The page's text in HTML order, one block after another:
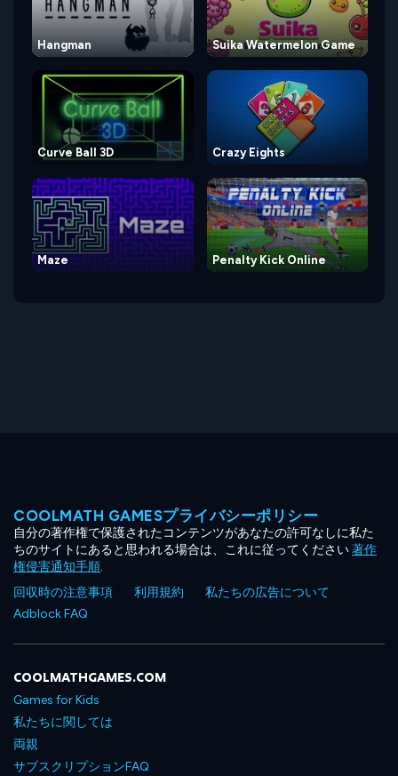
Hangman Suika Watermelon Game
Curve Ball 3D Crazy Eights
Maze Penalty Kick Online
COOLMATH GAMESプライバシーポリシー
自分の著作権で保護されたコンテンツがあなたの許可なしに私た
ちのサイトにあると思われる場合は、これに従ってください著作
権侵害通知手順.
回収時の注意事項
利用規約
私たちの広告について
Adblock FAQ
COOLMATHGAMES.COM
Games for Kids
私たちに関しては
両親
サブスクリプションFAQ